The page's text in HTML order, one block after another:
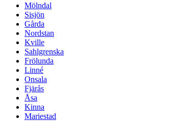
Mölndal
Sisjön
Gårda
Nordstan
Kville
Sahlgrenska
Frölunda
Linné
Onsala
Fjärås
Åsa
Kinna
Mariestad